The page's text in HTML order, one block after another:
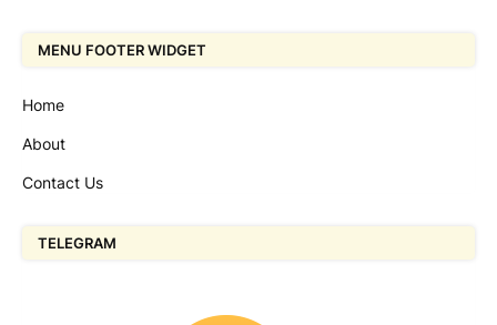
MENU FOOTER WIDGET
Home
About
Contact Us
TELEGRAM